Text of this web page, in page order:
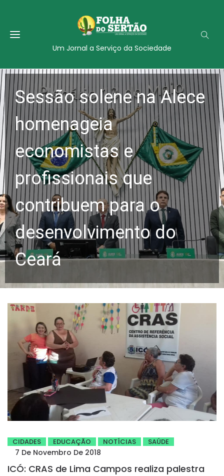
Um Jornal a Serviço da Sociedade
Sessão solene na Alece
homenageia
economistas e
profissionais que
contribuem para o
desenvolvimento do
Ceará
CIDADES EDUCAÇÃO NOTÍCIAS SAÚDE
7 De Novembro De 2018
ICÓ: CRAS de Lima Campos realiza palestra